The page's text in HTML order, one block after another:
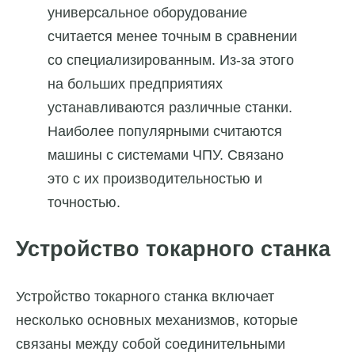
универсальное оборудование
считается менее точным в сравнении
со специализированным. Из-за этого
на больших предприятиях
устанавливаются различные станки.
Наиболее популярными считаются
машины с системами ЧПУ. Связано
это с их производительностью и
точностью.
Устройство токарного станка
Устройство токарного станка включает
несколько основных механизмов, которые
связаны между собой соединительными